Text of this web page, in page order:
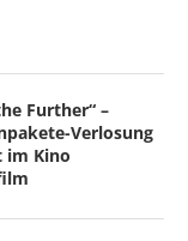
Further“ –
Verlosung
im Kino